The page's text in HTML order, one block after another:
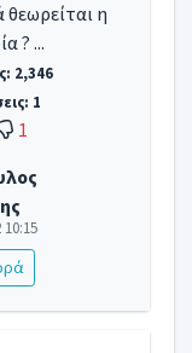
Αλλοδαποί
θεωρείται η
? ...
2,346
1
1